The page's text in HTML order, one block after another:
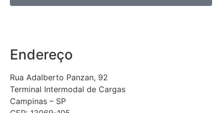
Endereço
Rua Adalberto Panzan, 92
Terminal Intermodal de Cargas
Campinas – SP